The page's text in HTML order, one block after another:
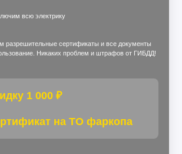
всю электрику
разрешительные сертификаты и все документы
Никаких проблем и штрафов от ГИБДД!
1 000 ₽
на ТО фаркопа